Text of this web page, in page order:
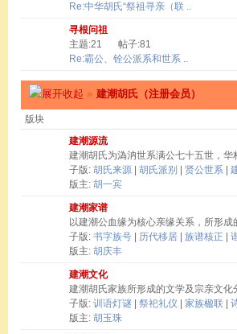
Re:中华胡氏“祭祖寻亲（联 ..
寻根问祖
主题:21
帖子:81
Re:霸公、铨公派系和世系 ..
» 建潮胡氏（注册会员）
版块
建潮源流
建潮胡氏为溈汭世系满公七十五世，
子版: 胡氏来源 胡氏派别 贤公世系
版主: 胡一宾
建潮家谱
以建潮公血缘为核心亲缘关系，所形成
子版: 书字族号 历代移居 族谱核正
版主: 胡庆丰
建潮文化
建潮胡氏家族所形成的文学及宗亲文化
子版: 训语灯谜 祭祀礼仪 家族楹联
版主: 胡玉珠